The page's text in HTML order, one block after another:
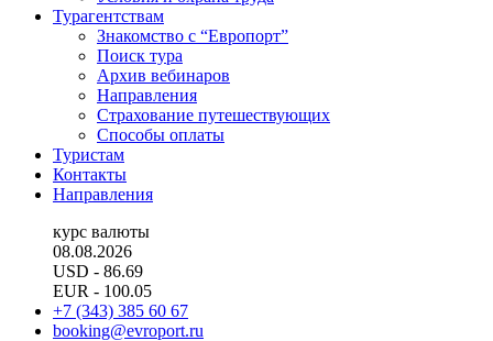
Турагентствам
Знакомство с “Европорт”
Поиск тура
Архив вебинаров
Направления
Страхование путешествующих
Способы оплаты
Туристам
Контакты
Направления
курс валюты
08.08.2026
USD - 86.69
EUR - 100.05
+7 (343) 385 60 67
booking@evroport.ru